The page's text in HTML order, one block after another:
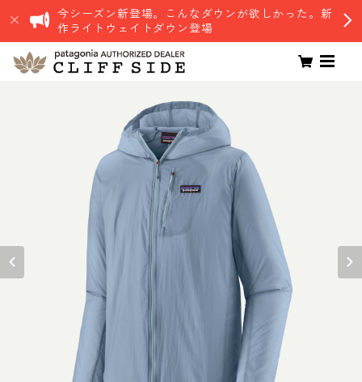
今シーズン新登場。こんなダウンが欲しかった。新
作ライトウェイトダウン登場